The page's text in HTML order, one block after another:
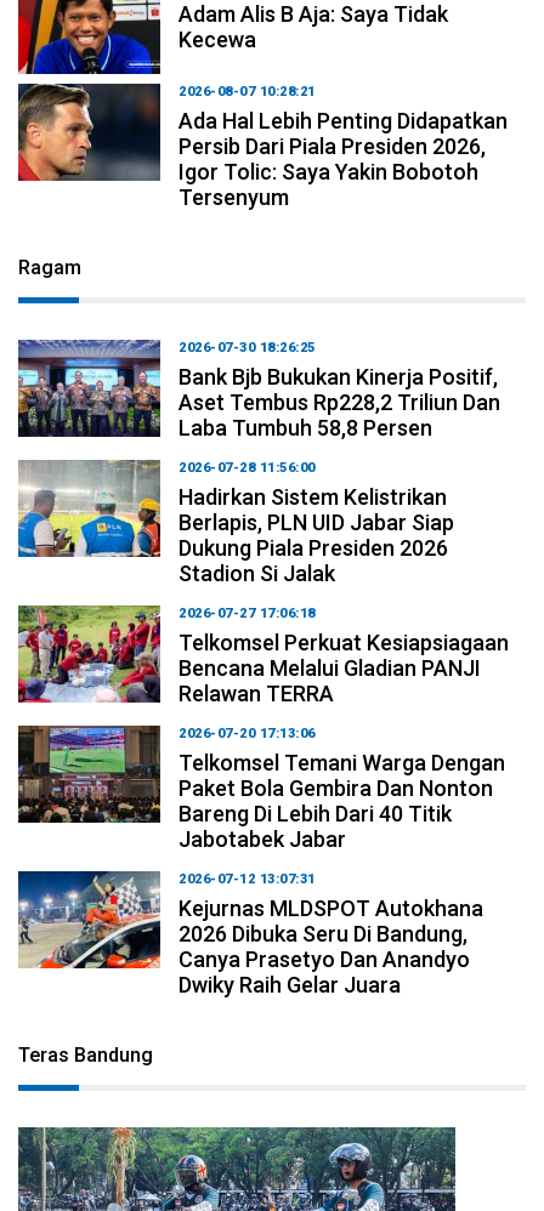
Adam Alis B Aja: Saya Tidak
Kecewa
2026-08-07 10:28:21
Ada Hal Lebih Penting Didapatkan
Persib Dari Piala Presiden 2026,
Igor Tolic: Saya Yakin Bobotoh
Tersenyum
Ragam
2026-07-30 18:26:25
Bank Bjb Bukukan Kinerja Positif,
Aset Tembus Rp228,2 Triliun Dan
Laba Tumbuh 58,8 Persen
2026-07-28 11:56:00
Hadirkan Sistem Kelistrikan
Berlapis, PLN UID Jabar Siap
Dukung Piala Presiden 2026
Stadion Si Jalak
2026-07-27 17:06:18
Telkomsel Perkuat Kesiapsiagaan
Bencana Melalui Gladian PANJI
Relawan TERRA
2026-07-20 17:13:06
Telkomsel Temani Warga Dengan
Paket Bola Gembira Dan Nonton
Bareng Di Lebih Dari 40 Titik
Jabotabek Jabar
2026-07-12 13:07:31
Kejurnas MLDSPOT Autokhana
2026 Dibuka Seru Di Bandung,
Canya Prasetyo Dan Anandyo
Dwiky Raih Gelar Juara
Teras Bandung